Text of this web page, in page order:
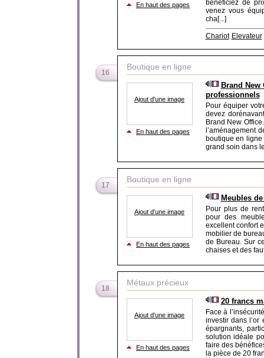
En haut des pages
bénéficiez de
venez vous
cha[...]
Chariot Elevateur
16
Boutique en ligne
Ajout d'une image
En haut des pages
Brand
professionnels
Pour équiper
devez
Brand New
l’aménagement
boutique en
grand soin dans
17
Boutique en ligne
Ajout d'une image
En haut des pages
Meubles
Pour plus de
pour des
excellent confort
mobilier de
de Bureau. Sur
chaises et des
18
Métaux précieux
Ajout d'une image
En haut des pages
20 francs
Face à
investir dans l’or
épargnants,
solution idéale
faire des
la pièce de 20